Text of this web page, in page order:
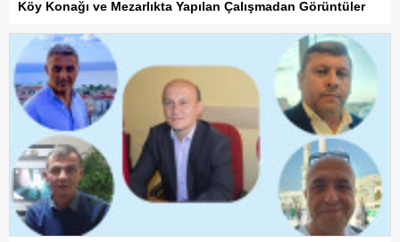
Köy Konağı ve Mezarlıkta Yapılan Çalışmadan Görüntüler